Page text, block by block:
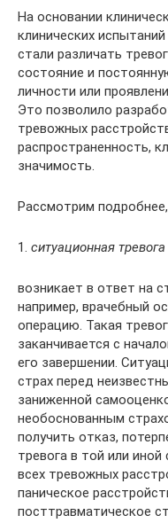
На основании
клинических
стали различать
состояние и
личности или
Это позволило
тревожных
распространенность,
значимость.
Рассмотрим
1. ситуационная тревога
возникает в ответ на
например, врачебный
операцию. Такая
заканчивается с
его завершении.
страх перед
заниженной
необоснованным
получить отказ,
тревога в той или
всех тревожных
паническое
посттравматическое